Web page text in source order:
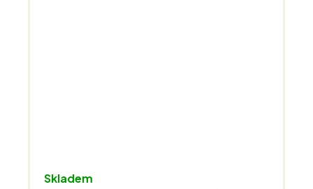
hodnocení
Skladem